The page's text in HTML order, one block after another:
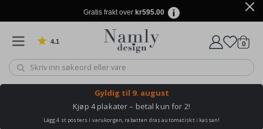
Gratis frakt over kr595.00
4.1 Basert på 1030 stemmer 0varer
Gyldig til 9. august
Kjøp 4 plakater – betal kun for 2!
Lägg 4 st posters i varukorgen, rabatten dras automatiskt i kassan!